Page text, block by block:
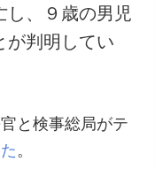
し、９歳の男児
が判明してい
と検事総局がテ
。